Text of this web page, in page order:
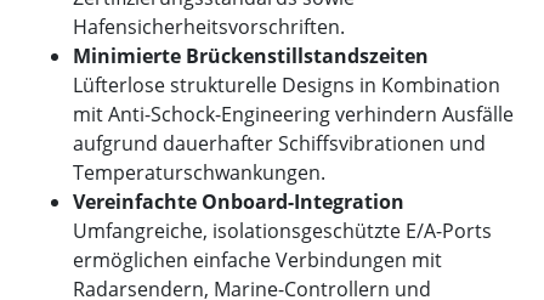
Hafensicherheitsvorschriften.
Minimierte Brückenstillstandszeiten
Lüfterlose strukturelle Designs in Kombination
mit Anti-Schock-Engineering verhindern Ausfälle
aufgrund dauerhafter Schiffsvibrationen und
Temperaturschwankungen.
Vereinfachte Onboard-Integration
Umfangreiche, isolationsgeschützte E/A-Ports
ermöglichen einfache Verbindungen mit
Radarsendern, Marine-Controllern und